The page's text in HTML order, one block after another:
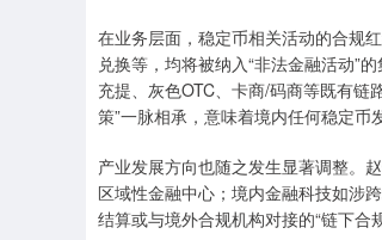
在业务层面，稳定币相关活动的合规
兑换等，均将被纳入“非法金融活动”
充提、灰色OTC、卡商/码商等既有链
策”一脉相承，意味着境内任何稳定币
产业发展方向也随之发生显著调整。
区域性金融中心；境内金融科技如涉
结算或与境外合规机构对接的“链下合